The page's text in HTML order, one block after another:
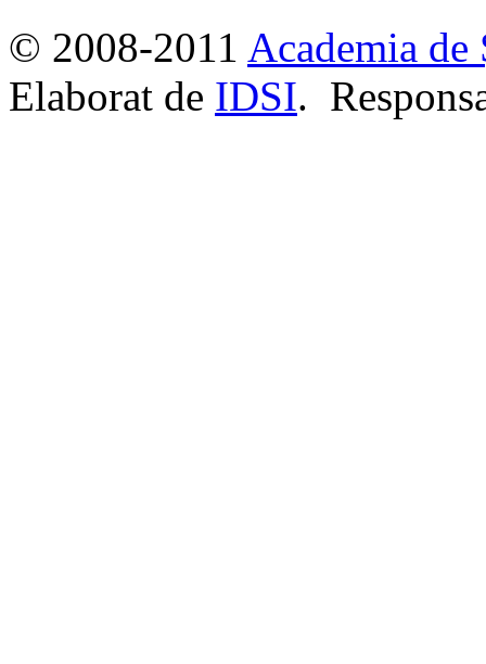
© 2008-2011 Academia
Elaborat de IDSI.